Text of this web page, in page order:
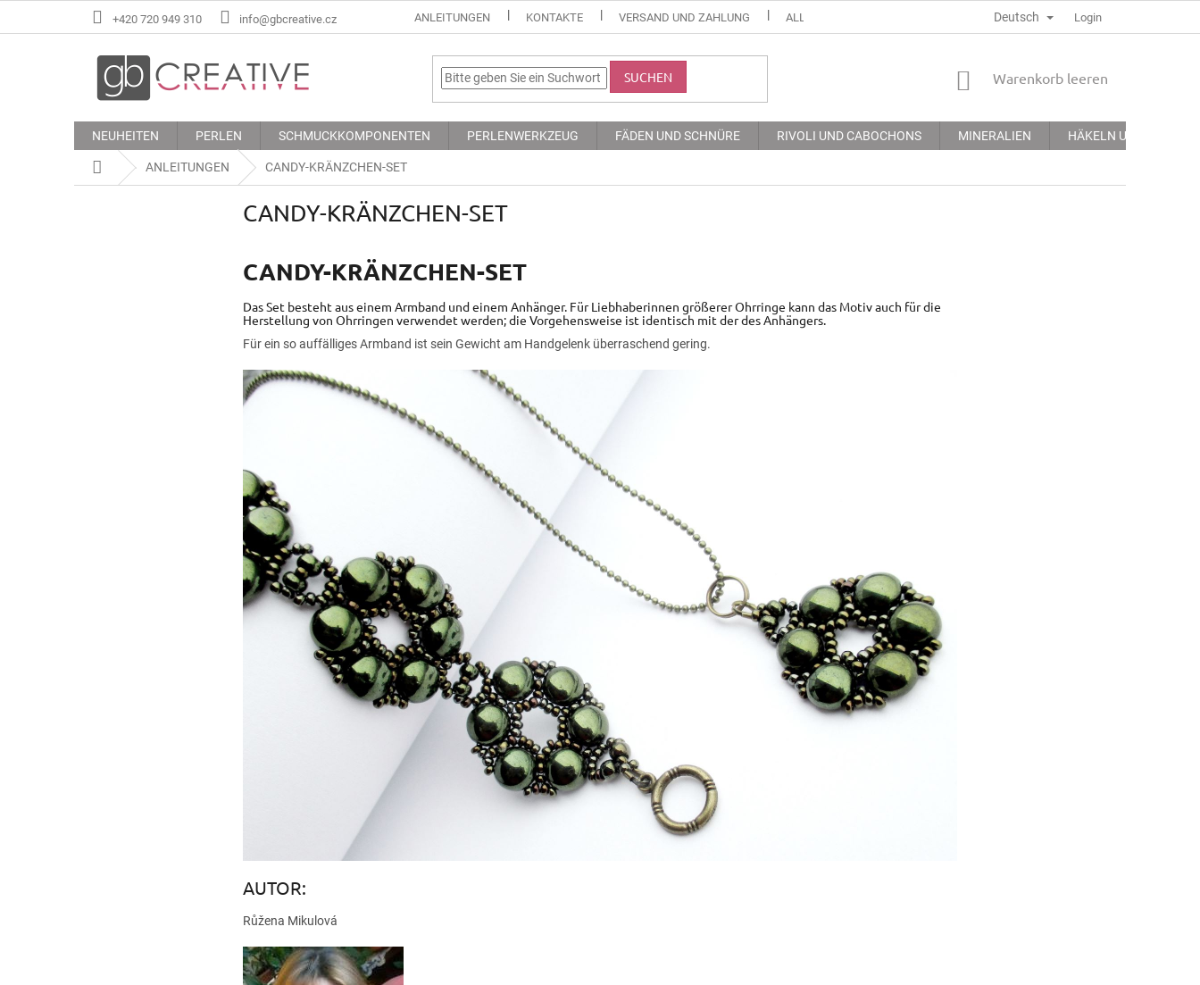
+420 720 949 310 info@gbcreative.cz ANLEITUNGEN KONTAKTE VERSAND UND ZAHLUNG ALLGEMEINE GECHÄFTSBEDINGUNGEN DATENSCHUTZERKLÄRUNG
Deutsch Login
SUCHEN WARENKORB
Warenkorb leeren
NEUHEITEN PERLEN SCHMUCKKOMPONENTEN PERLENWERKZEUG FÄDEN UND SCHNÜRE RIVOLI UND CABOCHONS MINERALIEN HÄKELN UND STICKEN
StartseiteANLEITUNGEN CANDY-KRÄNZCHEN-SET
CANDY-KRÄNZCHEN-SET
CANDY-KRÄNZCHEN-SET
Das Set besteht aus einem Armband und einem Anhänger. Für Liebhaberinnen größerer Ohrringe kann das Motiv auch für die
Herstellung von Ohrringen verwendet werden; die Vorgehensweise ist identisch mit der des Anhängers.
Für ein so auffälliges Armband ist sein Gewicht am Handgelenk überraschend gering.
AUTOR:
Růžena Mikulová